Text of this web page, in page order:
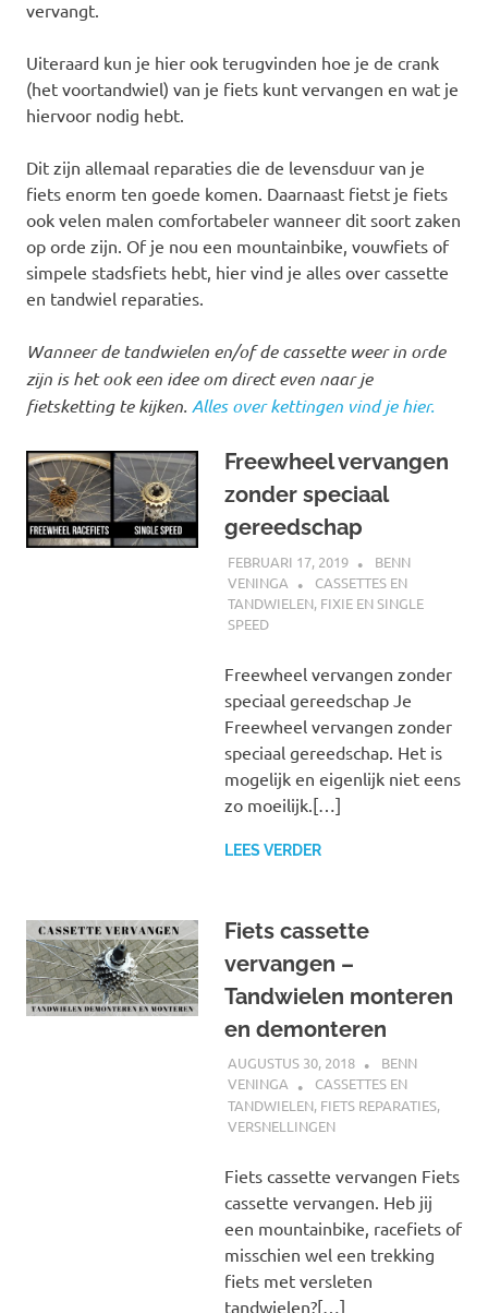
vervangt.
Uiteraard kun je hier ook terugvinden hoe je de crank
(het voortandwiel) van je fiets kunt vervangen en wat je
hiervoor nodig hebt.
Dit zijn allemaal reparaties die de levensduur van je
fiets enorm ten goede komen. Daarnaast fietst je fiets
ook velen malen comfortabeler wanneer dit soort zaken
op orde zijn. Of je nou een mountainbike, vouwfiets of
simpele stadsfiets hebt, hier vind je alles over cassette
en tandwiel reparaties.
Wanneer de tandwielen en/of de cassette weer in orde
zijn is het ook een idee om direct even naar je
fietsketting te kijken. Alles over kettingen vind je hier.
Freewheel vervangen
zonder speciaal
gereedschap
FEBRUARI 17, 2019
BENN
VENINGA
CASSETTES EN
TANDWIELEN, FIXIE EN SINGLE
SPEED
Freewheel vervangen zonder
speciaal gereedschap Je
Freewheel vervangen zonder
speciaal gereedschap. Het is
mogelijk en eigenlijk niet eens
zo moeilijk.[…]
LEES VERDER
Fiets cassette
vervangen –
Tandwielen monteren
en demonteren
AUGUSTUS 30, 2018
BENN
VENINGA
CASSETTES EN
TANDWIELEN, FIETS REPARATIES,
VERSNELLINGEN
Fiets cassette vervangen Fiets
cassette vervangen. Heb jij
een mountainbike, racefiets of
misschien wel een trekking
fiets met versleten
tandwielen?[…]